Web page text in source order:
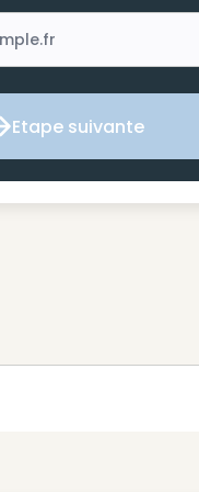
Etape suivante
Etape suivante